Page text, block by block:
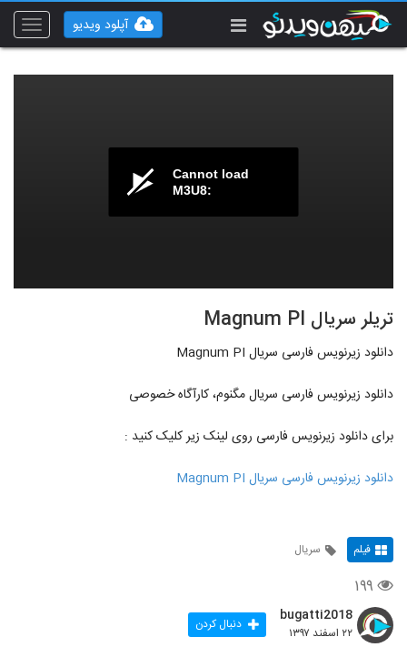
Toggle
آپلود ویدیو
Cannot load
M3U8:
تریلر سریال Magnum PI
دانلود زیرنویس فارسی سریال Magnum PI
دانلود زیرنویس فارسی سریال مگنوم، کارآگاه خصوصی
برای دانلود زیرنویس فارسی روی لینک زیر کلیک کنید :
دانلود زیرنویس فارسی سریال Magnum PI
فیلم سریال
۱۹۹
bugatti2018
۲۲ اسفند ۱۳۹۷ دنبال کردن